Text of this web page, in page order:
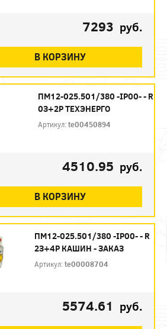
7293 руб.
В КОРЗИНУ
ПМ12-025.501/380 -IP00- - R
0З+2Р ТЕХЭНЕРГО
Артикул:te00450894
4510.95 руб.
В КОРЗИНУ
ПМ12-025.501/380 -IP00- - R
2З+4Р КАШИН - ЗАКАЗ
Артикул:te00008704
5574.61 руб.